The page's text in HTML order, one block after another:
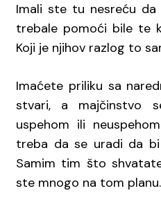
Imali ste tu nesreću
trebale pomoći bile te
Koji je njihov razlog to
Imaćete priliku sa
stvari, a majčinstvo
uspehom ili
treba da se uradi da
Samim tim što
ste mnogo na tom planu.